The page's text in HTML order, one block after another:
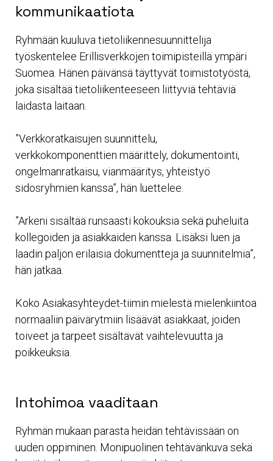
kommunikaatiota
Ryhmään kuuluva tietoliikennesuunnittelija
työskentelee Erillisverkkojen toimipisteillä ympäri
Suomea. Hänen päivänsä täyttyvät toimistotyöstä,
joka sisältää tietoliikenteeseen liittyviä tehtäviä
laidasta laitaan.
”Verkkoratkaisujen suunnittelu,
verkkokomponenttien määrittely, dokumentointi,
ongelmanratkaisu, vianmääritys, yhteistyö
sidosryhmien kanssa”, hän luettelee.
”Arkeni sisältää runsaasti kokouksia sekä puheluita
kollegoiden ja asiakkaiden kanssa. Lisäksi luen ja
laadin paljon erilaisia dokumentteja ja suunnitelmia”,
hän jatkaa.
Koko Asiakasyhteydet-tiimin mielestä mielenkiintoa
normaaliin päivärytmiin lisäävät asiakkaat, joiden
toiveet ja tarpeet sisältävät vaihtelevuutta ja
poikkeuksia.
Intohimoa vaaditaan
Ryhmän mukaan parasta heidän tehtävissään on
uuden oppiminen. Monipuolinen tehtävänkuva sekä